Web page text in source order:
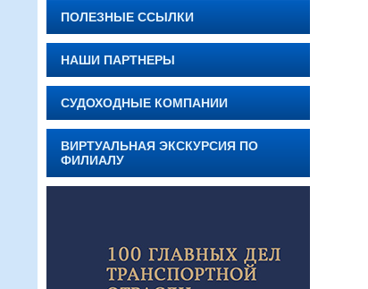
ПОЛЕЗНЫЕ ССЫЛКИ
НАШИ ПАРТНЕРЫ
СУДОХОДНЫЕ КОМПАНИИ
ВИРТУАЛЬНАЯ ЭКСКУРСИЯ ПО
ФИЛИАЛУ